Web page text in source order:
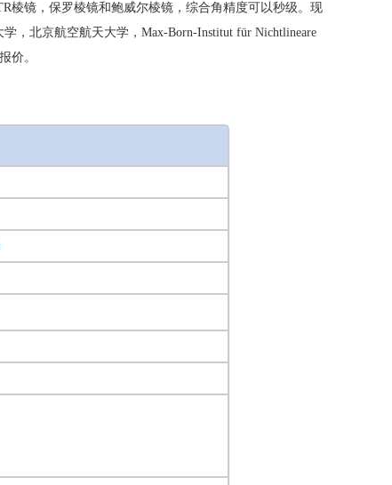
棱镜，保罗棱镜和鲍威尔棱镜，综合角精度可以秒级。现
，北京航空航天大学，Max-Born-Institut für Nichtlineare
价。